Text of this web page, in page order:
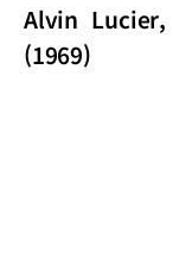
Alvin
(1969)